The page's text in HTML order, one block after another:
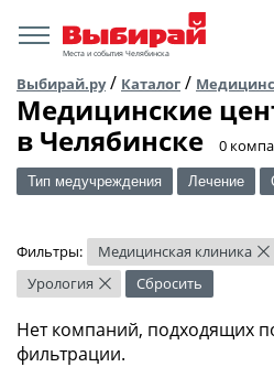
Места и события Челябинска
Выбирай.ру/ Каталог /
Медицинские
в Челябинске
​0
Тип медучреждения Лечение
Фильтры: Медицинская клиника ×
Урология × Сбросить
Нет компаний, подходящих
фильтрации.